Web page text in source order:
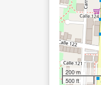
200 m
500 ft